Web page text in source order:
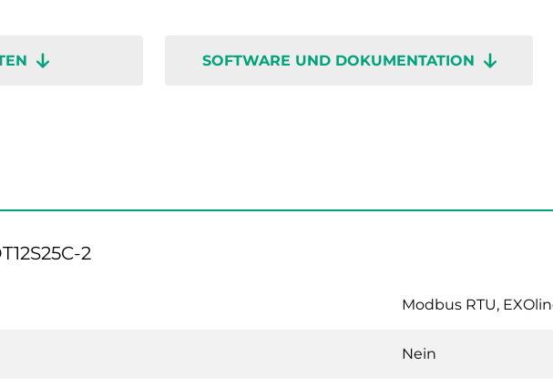
SOFTWARE UND DOKUMENTATION
2
Modbus RTU,
Nein